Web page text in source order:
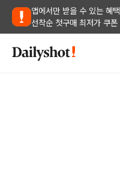
앱에서만 받을 수 있는 혜택
선착순 첫구매 최저가 쿠폰